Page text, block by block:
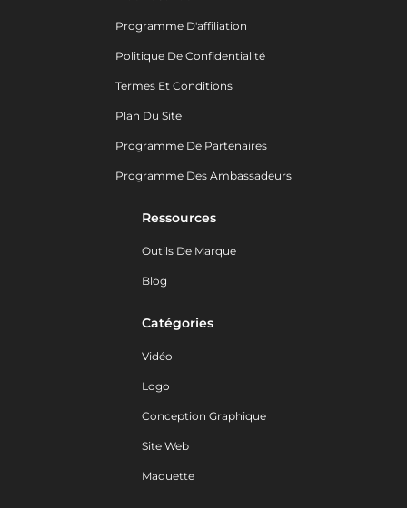
Programme D'affiliation
Politique De Confidentialité
Termes Et Conditions
Plan Du Site
Programme De Partenaires
Programme Des Ambassadeurs
Ressources
Outils De Marque
Blog
Catégories
Vidéo
Logo
Conception Graphique
Site Web
Maquette